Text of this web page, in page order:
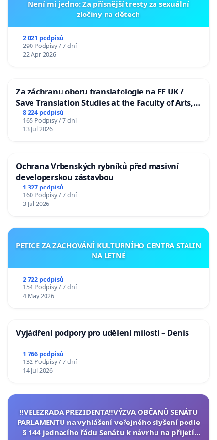
Není mi jedno: Za přísnější tresty za sexuální
zločiny na dětech
2 021 podpisů
290 Podpisy / 7 dní
22 Apr 2026
Za záchranu oboru translatologie na FF UK /
Save Translation Studies at the Faculty of Arts,
Charles University
8 224 podpisů
165 Podpisy / 7 dní
13 Jul 2026
Ochrana Vrbenských rybníků před masivní
developerskou zástavbou
1 327 podpisů
160 Podpisy / 7 dní
3 Jul 2026
PETICE ZA ZACHOVÁNÍ KULTURNÍHO CENTRA STALIN
NA LETNÉ
2 722 podpisů
154 Podpisy / 7 dní
4 May 2026
Vyjádření podpory pro udělení milosti – Denis
1 766 podpisů
132 Podpisy / 7 dní
14 Jul 2026
‼️VELEZRADA PREZIDENTA‼️VÝZVA OBČANŮ SENÁTU
PARLAMENTU na vyhlášení veřejného slyšení podle
§ 144 jednacího řádu Senátu k návrhu na přijetí